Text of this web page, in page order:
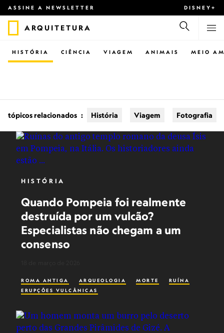
ASSINE A NEWSLETTER DISNEY+
ARQUITETURA
CIÊNCIA VIAGEM ANIMAIS
HISTÓRIA MEIO
tópicos relacionados : História Viagem Fotografia
HISTÓRIA
Quando Pompeia foi realmente
destruída por um vulcão?
Especialistas não chegam a um
consenso
ROMA ANTIGA ARQUEOLOGIA MORTE
RUÍNA
ERUPÇÕES VULCÂNICAS